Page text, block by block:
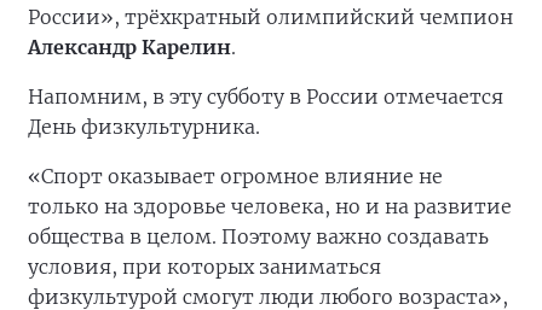
России», трёхкратный олимпийский чемпион
Александр Карелин.
Напомним, в эту субботу в России отмечается
День физкультурника.
«Спорт оказывает огромное влияние не
только на здоровье человека, но и на развитие
общества в целом. Поэтому важно создавать
условия, при которых заниматься
физкультурой смогут люди любого возраста»,